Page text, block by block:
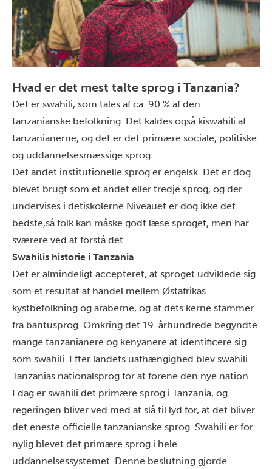
Hvad er det mest talte sprog i Tanzania?
Det er swahili, som tales af ca. 90 % af den
tanzanianske befolkning. Det kaldes også kiswahili af
tanzanianerne, og det er det primære sociale, politiske
og uddannelsesmæssige sprog.
Det andet institutionelle sprog er engelsk. Det er dog
blevet brugt som et andet eller tredje sprog, og der
undervises i detiskolerne .Niveauet er dog ikke det
bedste,så folk kan måske godt læse sproget, men har
sværere ved at forstå det.
Swahilis historie i Tanzania
Det er almindeligt accepteret, at sproget udviklede sig
som et resultat af handel mellem Østafrikas
kystbefolkning og araberne, og at dets kerne stammer
fra bantusprog. Omkring det 19. århundrede begyndte
mange tanzanianere og kenyanere at identificere sig
som swahili. Efter landets uafhængighed blev swahili
Tanzanias nationalsprog for at forene den nye nation.
I dag er swahili det primære sprog i Tanzania, og
regeringen bliver ved med at slå til lyd for, at det bliver
det eneste officielle tanzanianske sprog. Swahili er for
nylig blevet det primære sprog i hele
uddannelsessystemet. Denne beslutning gjorde